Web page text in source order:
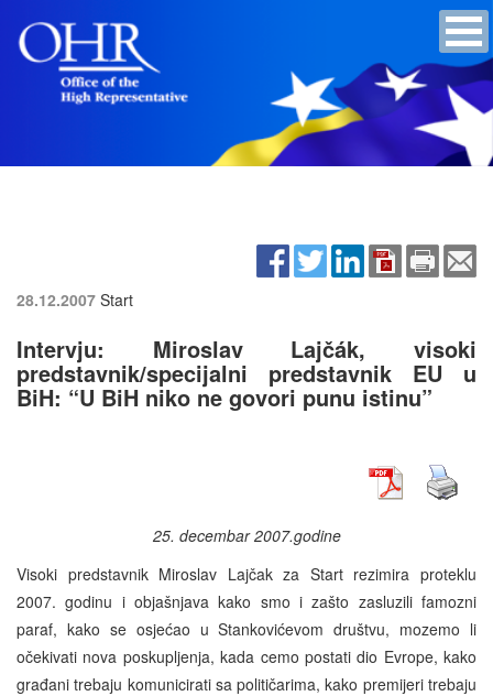
28.12.2007 Start
Intervju: Miroslav Lajčák, visoki
predstavnik/specijalni predstavnik EU u
BiH: “U BiH niko ne govori punu istinu”
25. decembar 2007.godine
Visoki predstavnik Miroslav Lajčak za Start rezimira proteklu
2007. godinu i objašnjava kako smo i zašto zasluzili famozni
paraf, kako se osjećao u Stankovićevom društvu, mozemo li
očekivati nova poskupljenja, kada cemo postati dio Evrope, kako
građani trebaju komunicirati sa političarima, kako premijeri trebaju